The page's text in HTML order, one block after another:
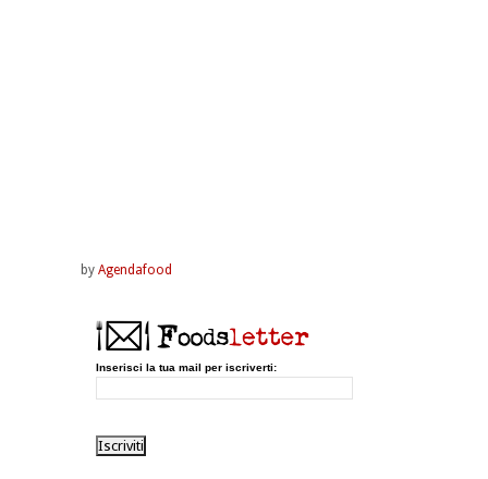
by Agendafood
Inserisci la tua mail per iscriverti: